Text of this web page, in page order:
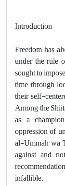
Introduction
Freedom has
under the rule
sought to
time through
their self-
Among the
as a
oppression of
al-Ummah wa
against and
infallible.